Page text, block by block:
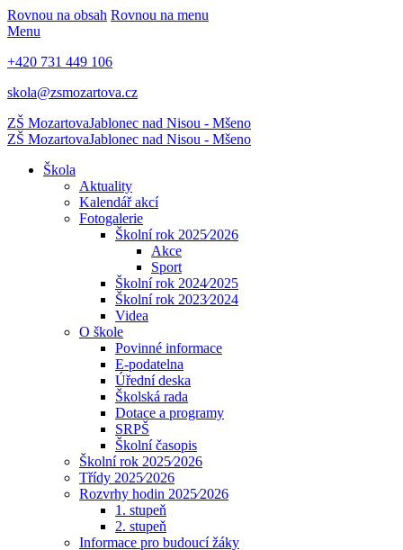
Rovnou na obsah Rovnou na menu
Menu
+420 731 449 106
skola@zsmozartova.cz
ZŠ MozartovaJablonec nad Nisou - Mšeno
ZŠ MozartovaJablonec nad Nisou - Mšeno
Škola
Aktuality
Kalendář akcí
Fotogalerie
Školní rok 2025⁄2026
Akce
Sport
Školní rok 2024⁄2025
Školní rok 2023⁄2024
Videa
O škole
Povinné informace
E-podatelna
Úřední deska
Školská rada
Dotace a programy
SRPŠ
Školní časopis
Školní rok 2025⁄2026
Třídy 2025⁄2026
Rozvrhy hodin 2025⁄2026
1. stupeň
2. stupeň
Informace pro budoucí žáky